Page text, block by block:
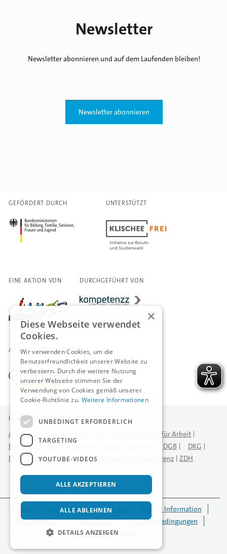
Newsletter
Newsletter abonnieren und auf dem Laufenden bleiben!
Newsletter abonnieren
GEFÖRDERT DURCH UNTERSTÜTZT
EINE AKTION VON DURCHGEFÜHRT VON
AKTIONEN FÜR MÄDCHEN
BÜNDNISPARTNERINNEN UND -PARTNER
AGJ Logo-BDA
Bundesagentur für Arbeit
BAG Freien Wohlfahrtspflege
DGB
DKG
DLT
Deutscher Städtetag Kultusministerkonferenz ZDH
Häufige Fragen Presse
English Information
Barrierefreiheit
Datenschutz
Teilnahmebedingungen
Impressum
Kontakt
×
Diese Webseite verwendet
Cookies.
Wir verwenden Cookies, um die
Benutzerfreundlichkeit unserer Website zu
verbessern. Durch die weitere Nutzung
unserer Webseite stimmen Sie der
Verwendung von Cookies gemäß unserer
Cookie-Richtlinie zu. Weitere Informationen
UNBEDINGT ERFORDERLICH
TARGETING
YOUTUBE-VIDEOS
ALLE AKZEPTIEREN
ALLE ABLEHNEN
DETAILS ANZEIGEN